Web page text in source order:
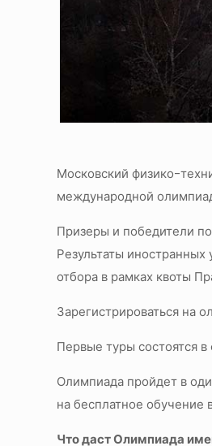
Московский физико-
международной
Призеры и победители
Результаты
отбора в рамках квоты
Зарегистрироваться на
Первые туры состоятся в
Олимпиада пройдет в
на бесплатное обучение
Что даст Олимпиада